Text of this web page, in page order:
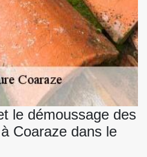
le démoussage des
Coaraze dans le